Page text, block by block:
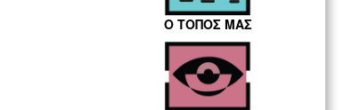
Ο ΤΟΠΟΣ ΜΑΣ